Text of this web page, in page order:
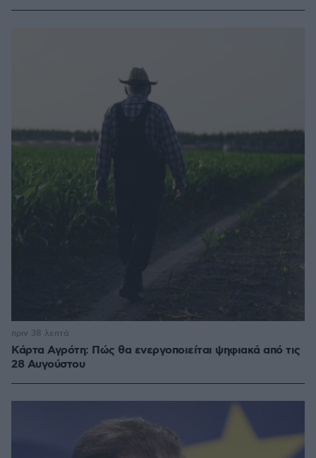
Κάρτα Αγρότη: Πώς θα ενεργοποιείται ψηφιακά από τις
28 Αυγούστου
πριν 38 λεπτά